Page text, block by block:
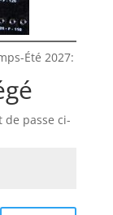
Été 2027:
de passe ci-